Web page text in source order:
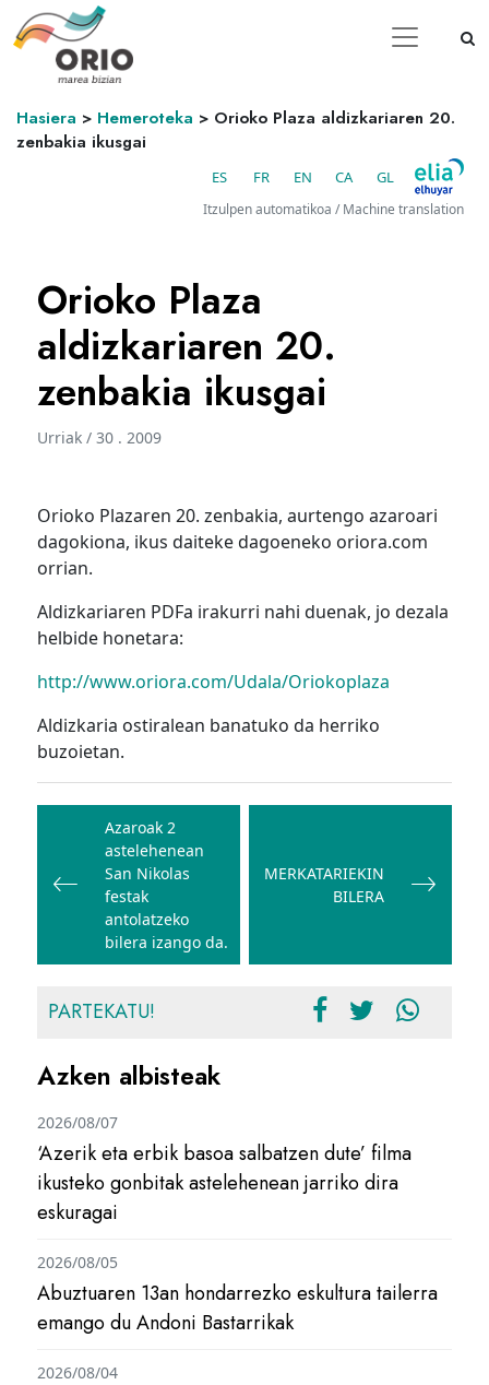
Hasiera > Hemeroteka > Orioko Plaza aldizkariaren 20.
zenbakia ikusgai
ES FR EN CA GL
Itzulpen automatikoa / Machine translation
Orioko Plaza
aldizkariaren 20.
zenbakia ikusgai
Urriak / 30 . 2009
Orioko Plazaren 20. zenbakia, aurtengo azaroari
dagokiona, ikus daiteke dagoeneko oriora.com
orrian.
Aldizkariaren PDFa irakurri nahi duenak, jo dezala
helbide honetara:
http://www.oriora.com/Udala/Oriokoplaza
Aldizkaria ostiralean banatuko da herriko
buzoietan.
Bidalketetan
zehar
nabigatu
Azaroak 2
astelehenean
San Nikolas
festak
antolatzeko
bilera izango da.
MERKATARIEKIN
BILERA
PARTEKATU!
Azken albisteak
‘Azerik eta erbik basoa salbatzen dute’ filma
ikusteko gonbitak astelehenean jarriko dira
eskuragai
2026/08/07
Abuztuaren 13an hondarrezko eskultura tailerra
emango du Andoni Bastarrikak
2026/08/05
2026/08/04